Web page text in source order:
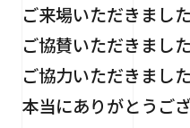
ご来場いただきまし
ご協賛いただきまし
ご協力いただきまし
本当にありがとうご